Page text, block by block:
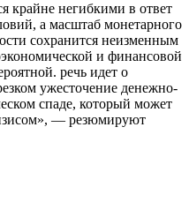
крайне негибкими в ответ
а масштаб монетарного
сохранится неизменным
и финансовой
речь идет о
ужесточение денежно-
спаде, который может
— резюмируют